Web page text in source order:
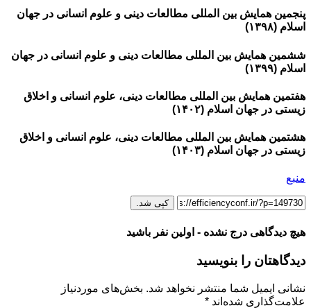
پنجمین همایش بین المللی مطالعات دینی و علوم انسانی در جهان
اسلام (۱۳۹۸)
ششمین همایش بین المللی مطالعات دینی و علوم انسانی در جهان
اسلام (۱۳۹۹)
هفتمین همایش بین المللی مطالعات دینی، علوم انسانی و اخلاق
زیستی در جهان اسلام (۱۴۰۲)
هشتمین همایش بین المللی مطالعات دینی، علوم انسانی و اخلاق
زیستی در جهان اسلام (۱۴۰۳)
منبع
کپی شد.
هیچ دیدگاهی درج نشده - اولین نفر باشید
دیدگاهتان را بنویسید
نشانی ایمیل شما منتشر نخواهد شد. بخش‌های موردنیاز
علامت‌گذاری شده‌اند *